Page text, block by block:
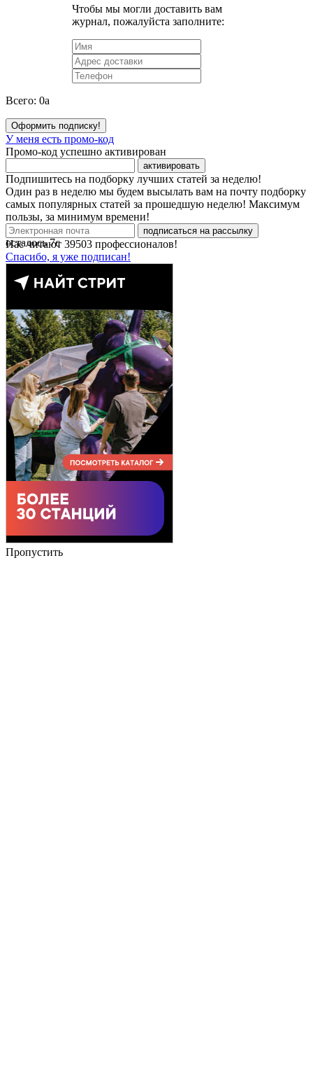
Чтобы мы могли доставить вам
журнал, пожалуйста заполните:
Всего: 0a
Оформить подписку!
У меня есть промо-код
Промо-код успешно активирован
активировать
Подпишитесь на подборку лучших статей за неделю!
Один раз в неделю мы будем высылать вам на почту подборку
самых популярных статей за прошедшую неделю! Максимум
пользы, за минимум времени!
подписаться на рассылку
Нас читают 39503 профессионалов!
Спасибо, я уже подписан!
осталось7с
Пропустить